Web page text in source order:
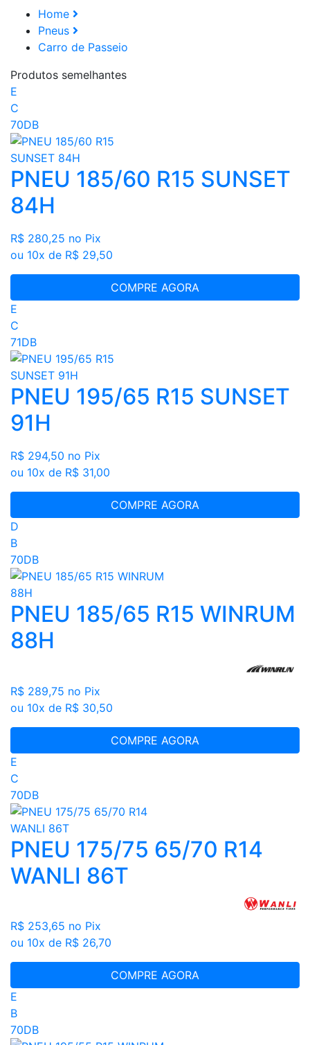
Home
Pneus
Carro de Passeio
Produtos semelhantes
E
C
70DB
PNEU 185/60 R15 SUNSET
84H
R$ 280,25 no Pix
ou 10x de R$ 29,50
COMPRE AGORA
E
C
71DB
PNEU 195/65 R15 SUNSET
91H
R$ 294,50 no Pix
ou 10x de R$ 31,00
COMPRE AGORA
D
B
70DB
PNEU 185/65 R15 WINRUM
88H
R$ 289,75 no Pix
ou 10x de R$ 30,50
COMPRE AGORA
E
C
70DB
PNEU 175/75 65/70 R14
WANLI 86T
R$ 253,65 no Pix
ou 10x de R$ 26,70
COMPRE AGORA
E
B
70DB